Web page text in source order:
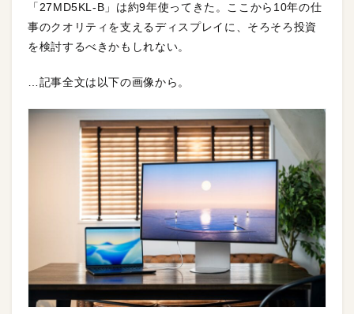
「27MD5KL-B」は約9年使ってきた。ここから10年の仕
事のクオリティを支えるディスプレイに、そろそろ投資
を検討するべきかもしれない。
…記事全文は以下の画像から。